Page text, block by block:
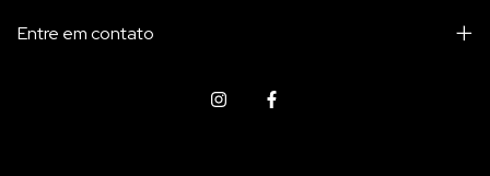
Entre em contato